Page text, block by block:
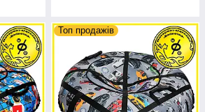
Топ продажів